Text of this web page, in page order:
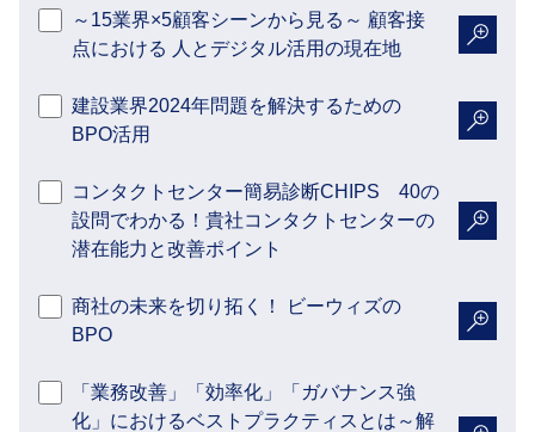
～15業界×5顧客シーンから見る～ 顧客接
点における 人とデジタル活用の現在地
詳細
建設業界2024年問題を解決するための
BPO活用
詳細
コンタクトセンター簡易診断CHIPS 40の
設問でわかる！貴社コンタクトセンターの
潜在能力と改善ポイント
詳細
商社の未来を切り拓く！ ビーウィズの
BPO
詳細
「業務改善」「効率化」「ガバナンス強
化」におけるベストプラクティスとは～解